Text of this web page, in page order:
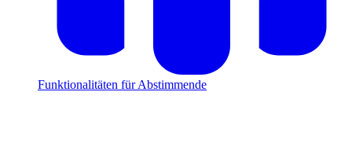
Funktionalitäten für Abstimmende